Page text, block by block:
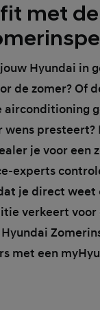
met
Hyundai in
de zomer? Of
airconditioning
wens presteert?
je voor een
experts
je direct weet
verkeert voor
met een